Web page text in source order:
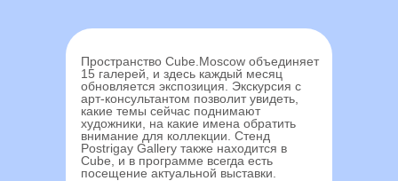
Пространство Cube.Moscow объединяет
15 галерей, и здесь каждый месяц
обновляется экспозиция. Экскурсия с
арт-консультантом позволит увидеть,
какие темы сейчас поднимают
художники, на какие имена обратить
внимание для коллекции. Стенд
Postrigay Gallery также находится в
Cube, и в программе всегда есть
посещение актуальной выставки.